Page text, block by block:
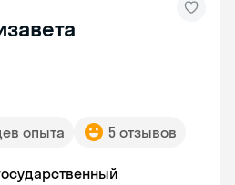
опыта 5 отзывов